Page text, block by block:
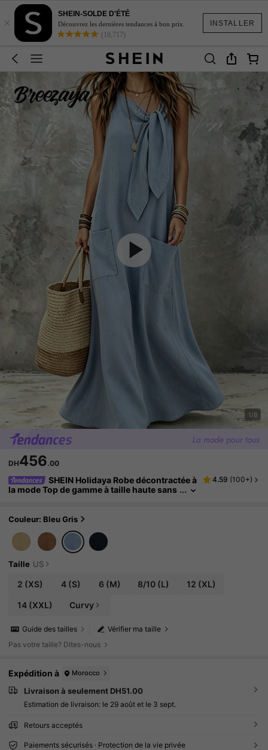
INSTALLER
×
SHEIN-SOLDE D'ÉTÉ
Découvrez les dernières tendances à bon prix.
(18,717)
1/8
DH456.00
SHEIN Holidaya Robe décontractée à
la mode Top de gamme à taille haute sans
ntemps, été, rentrée scolaire, décontracté, pla
u décontractée pour femmes, robe de couleur
unie pour femmes
4.59 (100+)
Couleur: Bleu Gris
Taille US
2 (XS) 4(S) 6 (M) 8/10 (L) 12 (XL)
14(XXL) Curvy
Vérifier ma taille
Guide des tailles
Pas votre taille? Dites-nous
Expédition à Morocco
Livraison à seulement DH51.00
Estimation de livraison: le 29 août et le 3 sept.
Retours acceptés
Paiements sécurisés · Protection de la vie privée